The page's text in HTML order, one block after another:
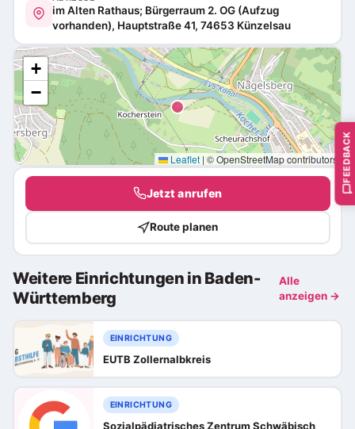
im Alten Rathaus; Bürgerraum 2. OG (Aufzug
vorhanden), Hauptstraße 41, 74653 Künzelsau
+
−
Leaflet | © OpenStreetMap contributors
Jetzt anrufen
Route planen
Weitere Einrichtungen in Baden-
Württemberg
Alle
anzeigen →
EINRICHTUNG
EUTB Zollernalbkreis
EINRICHTUNG
Sozialpädiatrisches Zentrum Schwäbisch
FEEDBACK